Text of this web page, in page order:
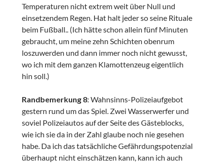
Temperaturen nicht extrem weit über Null und
einsetzendem Regen. Hat halt jeder so seine Rituale
beim Fußball.. (Ich hätte schon allein fünf Minuten
gebraucht, um meine zehn Schichten obenrum
loszuwerden und dann immer noch nicht gewusst,
wo ich mit dem ganzen Klamottenzeug eigentlich
hin soll.)
Randbemerkung 8: Wahnsinns-Polizeiaufgebot
gestern rund um das Spiel. Zwei Wasserwerfer und
soviel Polizeiautos auf der Seite des Gästeblocks,
wie ich sie da in der Zahl glaube noch nie gesehen
habe. Da ich das tatsächliche Gefährdungspotenzial
überhaupt nicht einschätzen kann, kann ich auch